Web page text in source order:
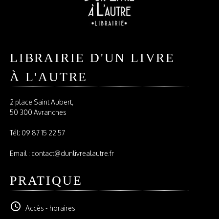
LIBRAIRIE D'UN LIVRE
À L'AUTRE
2 place Saint Aubert,
50 300 Avranches
Tél: 09 87 15 22 57
Email : contact@dunlivrealautre.fr
PRATIQUE
schedule Accès - horaires